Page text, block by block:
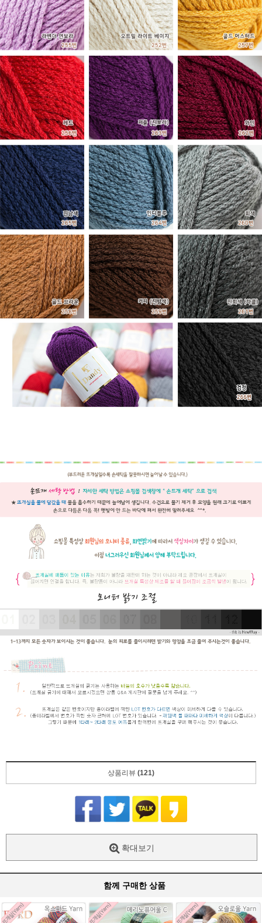
상품리뷰 (121)
확대보기
함께 구매한 상품